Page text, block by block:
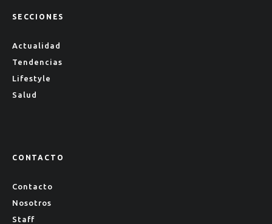
SECCIONES
Actualidad
Tendencias
Lifestyle
Salud
CONTACTO
Contacto
Nosotros
Staff